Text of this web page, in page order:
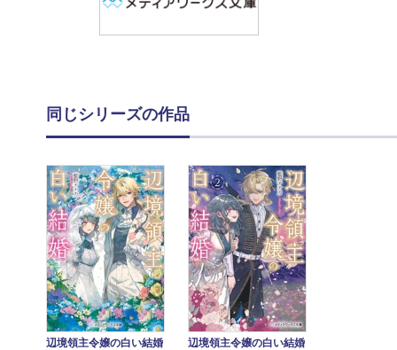
同じシリーズの作品
辺境領主令嬢の白い結婚
辺境領主令嬢の白い結婚